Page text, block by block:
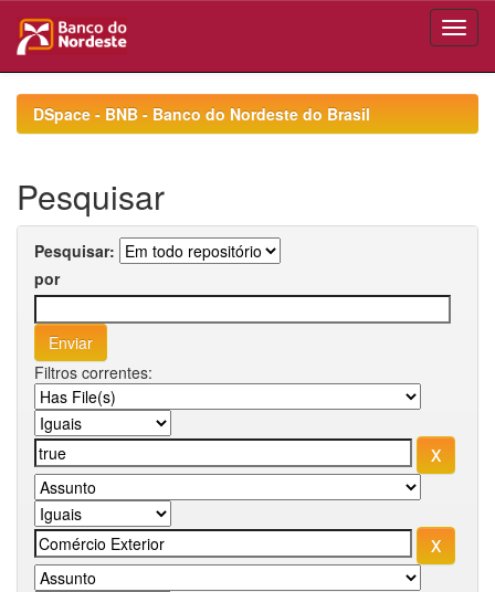
navigationDSpace - BNB - Banco do Nordeste do Brasil
Pesquisar
Pesquisar:
por
Filtros correntes: